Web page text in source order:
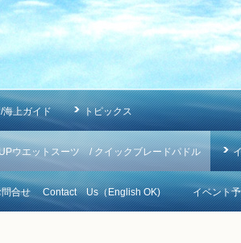
海上ガイド トピックス
ットスーツ / クイックブレードパドル
問合せ Contact Us（English OK) イベント